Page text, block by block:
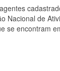
Nacional de
se encontram